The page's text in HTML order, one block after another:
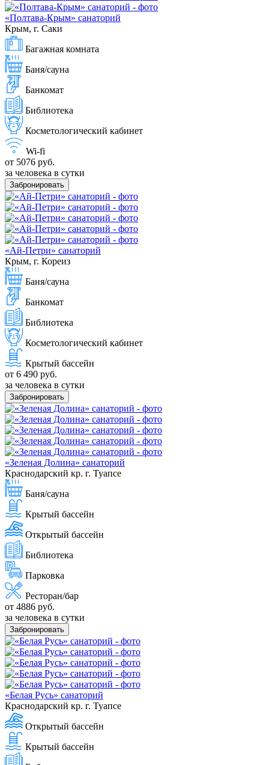
«Полтава-Крым» санаторий
Крым, г. Саки
Багажная комната
Баня/сауна
Банкомат
Библиотека
Косметологический кабинет
Wi-fi
от 5076 руб.
за человека в сутки
Забронировать
«Ай-Петри» санаторий
Крым, г. Кореиз
Баня/сауна
Банкомат
Библиотека
Косметологический кабинет
Крытый бассейн
от 6 490 руб.
за человека в сутки
Забронировать
«Зеленая Долина» санаторий
Краснодарский кр. г. Туапсе
Баня/сауна
Крытый бассейн
Открытый бассейн
Библиотека
Парковка
Ресторан/бар
от 4886 руб.
за человека в сутки
Забронировать
«Белая Русь» санаторий
Краснодарский кр. г. Туапсе
Открытый бассейн
Крытый бассейн